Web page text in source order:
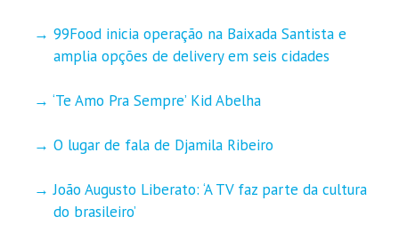
99Food inicia operação na Baixada Santista e
amplia opções de delivery em seis cidades
‘Te Amo Pra Sempre’ Kid Abelha
O lugar de fala de Djamila Ribeiro
João Augusto Liberato: ‘A TV faz parte da cultura
do brasileiro’